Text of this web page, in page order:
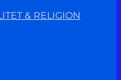
& RELIGION